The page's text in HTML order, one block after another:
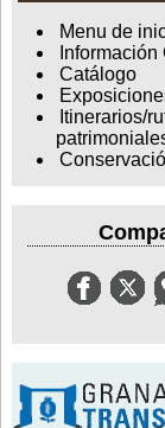
Menu de
Información
Catálogo
Itinerarios/